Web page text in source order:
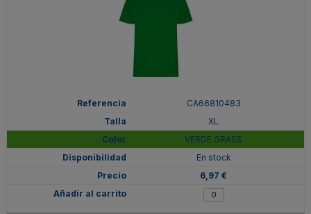
CA66810483
XL
VERDE GRASS
En stock
6,97 €